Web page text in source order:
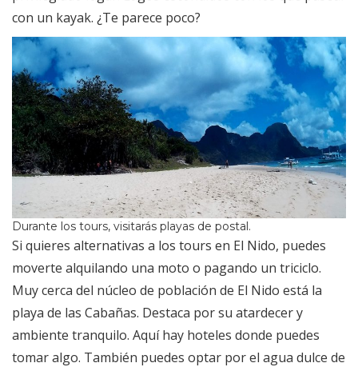
con un kayak. ¿Te parece poco?
Durante los tours, visitarás playas de postal.
Si quieres alternativas a los tours en El Nido, puedes
moverte alquilando una moto o pagando un triciclo.
Muy cerca del núcleo de población de El Nido está la
playa de las Cabañas. Destaca por su atardecer y
ambiente tranquilo. Aquí hay hoteles donde puedes
tomar algo. También puedes optar por el agua dulce de